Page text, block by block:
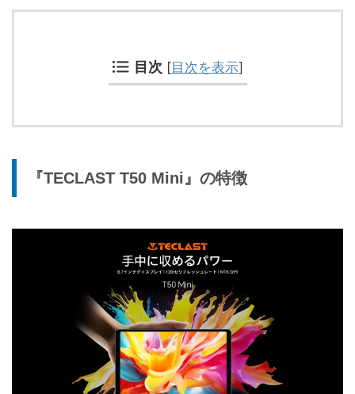
目次 [目次を表示]
『TECLAST T50 Mini』の特徴